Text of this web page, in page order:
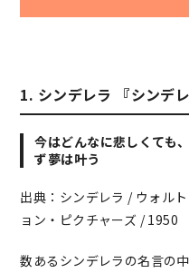
1. シンデレラ 『シンデレ
今はどんなに悲しくても
ず夢は叶う
出典：シンデレラ / ウォル
ョン・ピクチャーズ / 1950
数あるシンデレラの名言の